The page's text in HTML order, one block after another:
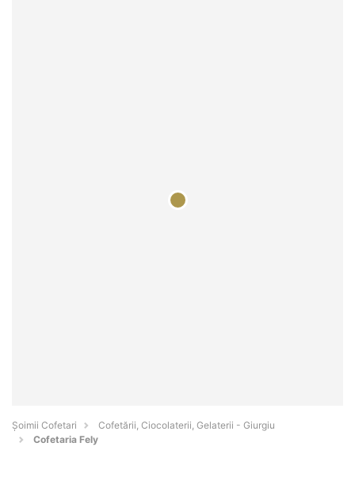
Șoimii Cofetari
Cofetării, Ciocolaterii, Gelaterii - Giurgiu
Cofetaria Fely